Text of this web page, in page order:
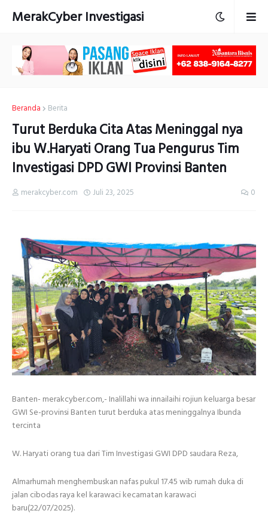
MerakCyber Investigasi
Beranda Berita
Turut Berduka Cita Atas Meninggal nya
ibu W.Haryati Orang Tua Pengurus Tim
Investigasi DPD GWI Provinsi Banten
merakcyber.com Juli 23, 2025 0
Banten- merakcyber.com,- Inalillahi wa innailaihi rojiun keluarga besar
GWI Se-provinsi Banten turut berduka atas meninggalnya Ibunda
tercinta
W. Haryati orang tua dari Tim Investigasi GWI DPD saudara Reza,
Almarhumah menghembuskan nafas pukul 17.45 wib rumah duka di
jalan cibodas raya kel karawaci kecamatan karawaci
baru(22/07/2025).